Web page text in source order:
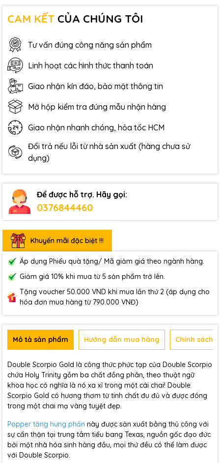
CAM KẾT CỦA CHÚNG TÔI
Tư vấn đúng công năng sản phẩm
Linh hoạt các hình thức thanh toán
Giao nhận kín đáo, bảo mật thông tin
Mở hộp kiểm tra đúng mẫu nhận hàng
Giao nhận nhanh chóng, hỏa tốc HCM
Đổi trả nếu lỗi từ nhà sản xuất (hàng chưa sử
dụng)
Để được hỗ trợ. Hãy gọi:
0376844460
Khuyến mãi đặc biệt !!!
Áp dụng Phiếu quà tặng/ Mã giảm giá theo ngành hàng.
Giảm giá 10% khi mua từ 5 sản phẩm trở lên.
Tặng voucher 50.000 VND khi mua lần thứ 2 (áp dụng cho
hóa đơn mua hàng từ 790.000 VNĐ)
Mô tả sản phẩm Hướng dẫn mua hàng Chính sách
Double Scorpio Gold là công thức phức tạp của Double Scorpio
chứa Holy Trinity gồm ba chất đồng phân, theo thuật ngữ
khoa học có nghĩa là nó xa xỉ trong một cái chai! Double
Scorpio Gold có hương thơm từ tinh chất đu đủ và được đóng
trong một chai mạ vàng tuyệt đẹp.
Popper tăng hưng phấn này được sản xuất bằng thủ công với
sự cẩn thận tại trung tâm tiểu bang Texas, nguồn gốc đạo đức
bởi một nhà hóa sinh hàng đầu, mọi thứ đều có thể làm được
với Double Scorpio.